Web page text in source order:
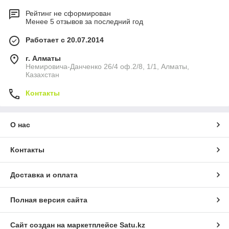
двухконтурный котёл UNO PIRO
параметрам и организуем поставку. Детальные
характеристики каждой модели будут доступны в карточках
товаров.
📲
Написать в WhatsApp
Отправить письмо
Рейтинг не сформирован
Менее 5 отзывов за последний год
Работает с 20.07.2014
г. Алматы
Немировича-Данченко 26/4 оф.2/8, 1/1, Алматы,
Казахстан
Контакты
О нас
Контакты
Доставка и оплата
Полная версия сайта
Сайт создан на маркетплейсе Satu.kz